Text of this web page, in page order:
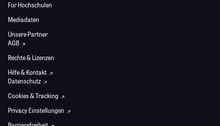
Für Hochschulen
Mediadaten
Unsere Partner
AGB
Rechte & Lizenzen
Hilfe & Kontakt
Datenschutz
Cookies & Tracking
Privacy Einstellungen